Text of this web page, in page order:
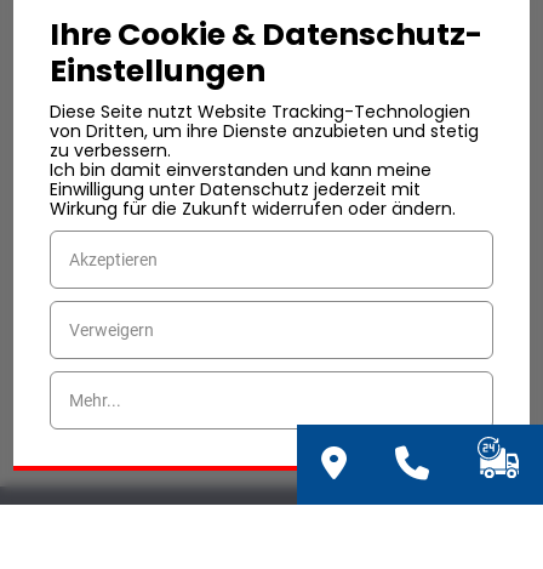
weitere Informationen
Ihre Cookie & Datenschutz-
Einstellungen
Diese Seite nutzt Website Tracking-Technologien
von Dritten, um ihre Dienste anzubieten und stetig
zu verbessern.
Ich bin damit einverstanden und kann meine
Einwilligung unter Datenschutz jederzeit mit
Wirkung für die Zukunft widerrufen oder ändern.
Akzeptieren
Verweigern
Mehr...